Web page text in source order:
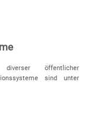
öffentlicher
sind unter